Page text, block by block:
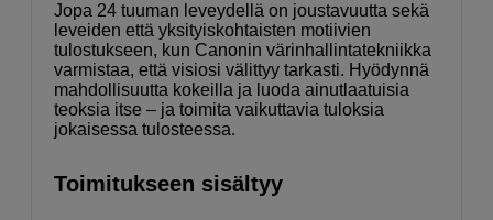
Jopa 24 tuuman leveydellä on joustavuutta sekä
leveiden että yksityiskohtaisten motiivien
tulostukseen, kun Canonin värinhallintatekniikka
varmistaa, että visiosi välittyy tarkasti. Hyödynnä
mahdollisuutta kokeilla ja luoda ainutlaatuisia
teoksia itse – ja toimita vaikuttavia tuloksia
jokaisessa tulosteessa.
Toimitukseen sisältyy